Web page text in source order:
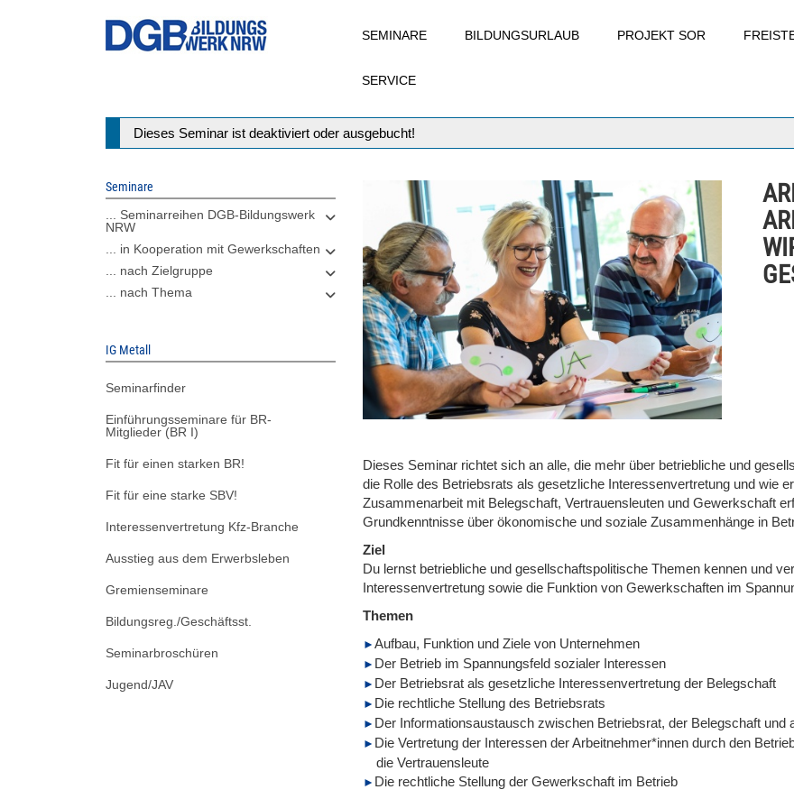
SEMINARE BILDUNGSURLAUB PROJEKT SOR
SERVICE
Statusmeldung
Dieses Seminar ist deaktiviert oder ausgebucht!
Seminare
... Seminarreihen DGB-Bildungswerk
NRW
... in Kooperation mit Gewerkschaften
... nach Zielgruppe
... nach Thema
IG Metall
Seminarfinder
Einführungsseminare für BR-
Mitglieder (BR I)
Fit für einen starken BR!
Fit für eine starke SBV!
Interessenvertretung Kfz-Branche
Ausstieg aus dem Erwerbsleben
Gremienseminare
Bildungsreg./Geschäftsst.
Seminarbroschüren
Jugend/JAV
Dieses Seminar richtet sich an alle, die mehr über betriebliche und
die Rolle des Betriebsrats als gesetzliche Interessenvertretung und wie
Zusammenarbeit mit Belegschaft, Vertrauensleuten und Gewerkschaft
Grundkenntnisse über ökonomische und soziale Zusammenhänge in
Ziel
Du lernst betriebliche und gesellschaftspolitische Themen kennen und
Interessenvertretung sowie die Funktion von Gewerkschaften im
Themen
Aufbau, Funktion und Ziele von Unternehmen
Der Betrieb im Spannungsfeld sozialer Interessen
Der Betriebsrat als gesetzliche Interessenvertretung der Belegschaft
Die rechtliche Stellung des Betriebsrats
Der Informationsaustausch zwischen Betriebsrat, der Belegschaft und
Die Vertretung der Interessen der Arbeitnehmer*innen durch den
die Vertrauensleute
Die rechtliche Stellung der Gewerkschaft im Betrieb